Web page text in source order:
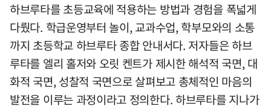
하브루타를 초등교육에 적용하는 방법과 경험을 폭넓게
다뤘다. 학급운영부터 놀이, 교과수업, 학부모와의 소통
까지 초등학교 하브루타 종합 안내서다. 저자들은 하브
루타를 엘리 홀저와 오릿 켄트가 제시한 해석적 국면, 대
화적 국면, 성찰적 국면으로 살펴보고 총체적인 마음의
발전을 이루는 과정이라고 정의한다. 하브루타를 지나가